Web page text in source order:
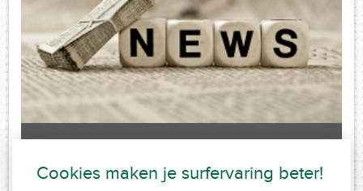
Sorry, no posts matched your criteria.
Cookies maken je surfervaring beter!